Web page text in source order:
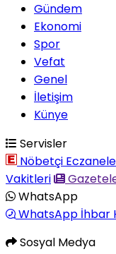
Gündem
Ekonomi
Spor
Vefat
Genel
İletişim
Künye
Servisler
Nöbetçi
Vakitleri
WhatsApp
WhatsApp İhbar
Sosyal Medya